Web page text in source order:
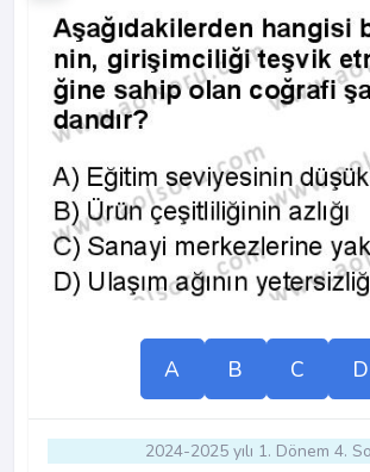
A B C D
2024-2025 yılı 1. Dönem 4.